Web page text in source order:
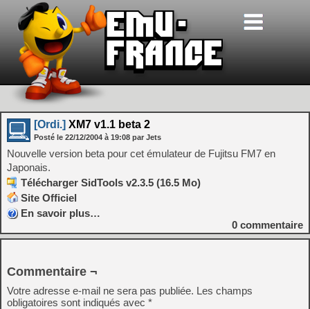
[Ordi.] XM7 v1.1 beta 2
Posté le 22/12/2004 à 19:08 par Jets
Nouvelle version beta pour cet émulateur de Fujitsu FM7 en
Japonais.
Télécharger SidTools v2.3.5 (16.5 Mo)
Site Officiel
En savoir plus…
0 commentaire
Commentaire ¬
Votre adresse e-mail ne sera pas publiée. Les champs
obligatoires sont indiqués avec *